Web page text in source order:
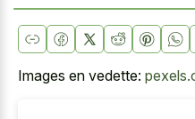
Images en vedette: